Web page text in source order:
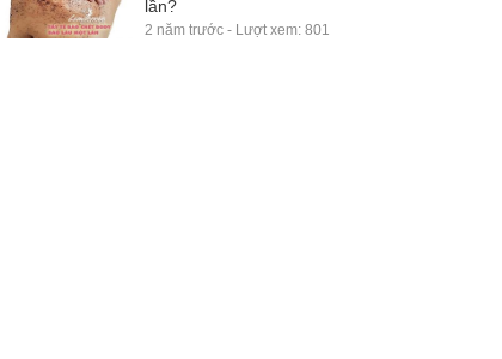
lần?
2 năm trước - Lượt xem: 801